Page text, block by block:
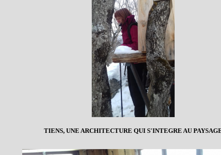
TIENS, UNE ARCHITECTURE QUI S'INTEGRE AU